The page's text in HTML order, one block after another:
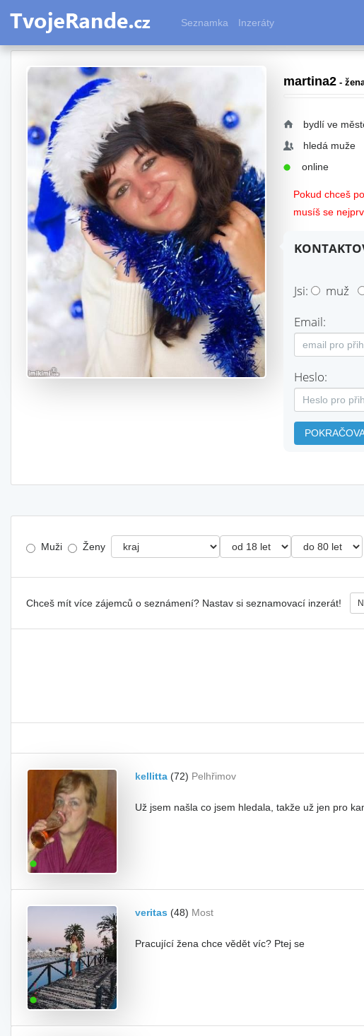
Seznamka Inzeráty
martina2 -
bydlí ve
hledá muže
online
Pokud chceš
musíš se
Jsi: muž
Email:
Heslo:
Muži Ženy
Chceš mít více zájemců o seznámení? Nastav si seznamovací inzerát!
kellitta (72) Pelhřimov
Už jsem našla co jsem hledala, takže už jen pro
veritas (48) Most
Pracující žena chce vědět víc? Ptej se